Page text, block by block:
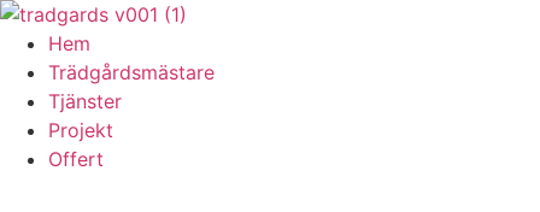
Skip
content
Hem
Trädgårdsmästare
Tjänster
Projekt
Offert